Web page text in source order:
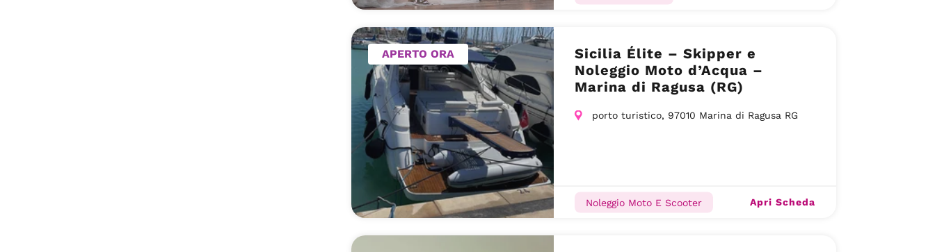
APERTO ORA
Sicilia Élite – Skipper e
Noleggio Moto d’Acqua –
Marina di Ragusa (RG)
porto turistico, 97010 Marina di Ragusa RG
Noleggio Moto E Scooter Apri Scheda